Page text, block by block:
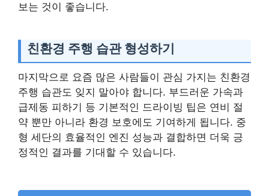
보는 것이 좋습니다.
친환경 주행 습관 형성하기
마지막으로 요즘 많은 사람들이 관심 가지는 친환경
주행 습관도 잊지 말아야 합니다. 부드러운 가속과
급제동 피하기 등 기본적인 드라이빙 팁은 연비 절
약 뿐만 아니라 환경 보호에도 기여하게 됩니다. 중
형 세단의 효율적인 엔진 성능과 결합하면 더욱 긍
정적인 결과를 기대할 수 있습니다.